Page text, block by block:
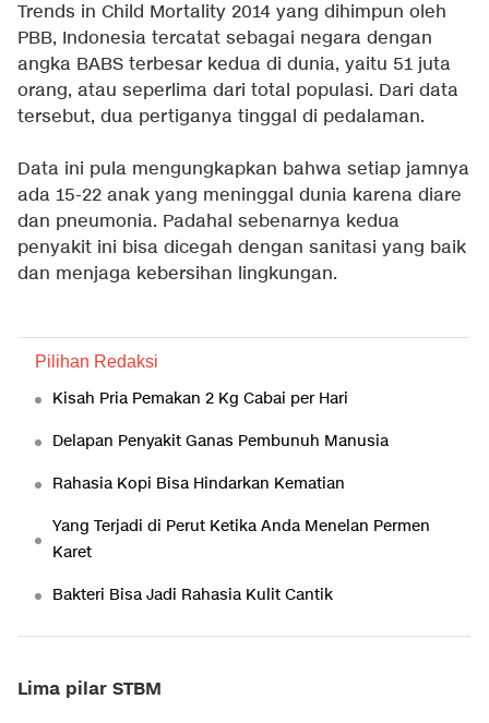
Trends in Child Mortality 2014 yang dihimpun oleh
PBB, Indonesia tercatat sebagai negara dengan
angka BABS terbesar kedua di dunia, yaitu 51 juta
orang, atau seperlima dari total populasi. Dari data
tersebut, dua pertiganya tinggal di pedalaman.
Data ini pula mengungkapkan bahwa setiap jamnya
ada 15-22 anak yang meninggal dunia karena diare
dan pneumonia. Padahal sebenarnya kedua
penyakit ini bisa dicegah dengan sanitasi yang baik
dan menjaga kebersihan lingkungan.
Pilihan Redaksi
Kisah Pria Pemakan 2 Kg Cabai per Hari
Delapan Penyakit Ganas Pembunuh Manusia
Rahasia Kopi Bisa Hindarkan Kematian
Yang Terjadi di Perut Ketika Anda Menelan Permen
Karet
Bakteri Bisa Jadi Rahasia Kulit Cantik
Lima pilar STBM